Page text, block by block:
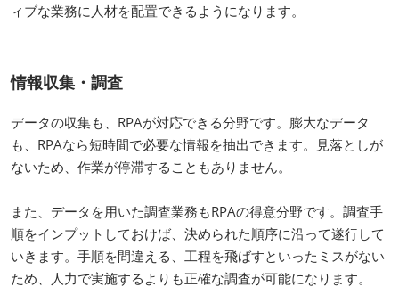
ィブな業務に人材を配置できるようになります。
情報収集・調査
データの収集も、RPAが対応できる分野です。膨大なデータ
も、RPAなら短時間で必要な情報を抽出できます。見落としが
ないため、作業が停滞することもありません。
また、データを用いた調査業務もRPAの得意分野です。調査手
順をインプットしておけば、決められた順序に沿って遂行して
いきます。手順を間違える、工程を飛ばすといったミスがない
ため、人力で実施するよりも正確な調査が可能になります。